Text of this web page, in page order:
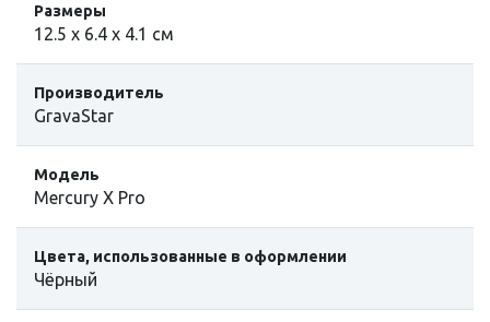
Размеры
12.5 х 6.4 х 4.1 см
Производитель
GravaStar
Модель
Mercury X Pro
Цвета, использованные в оформлении
Чёрный